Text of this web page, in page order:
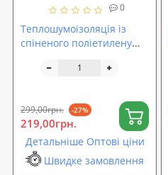
0
Теплошумоізоляція із
спіненого поліетилену
299,00грн. -27%
219,00грн.
Детальніше Оптові ціни
Швидке замовлення